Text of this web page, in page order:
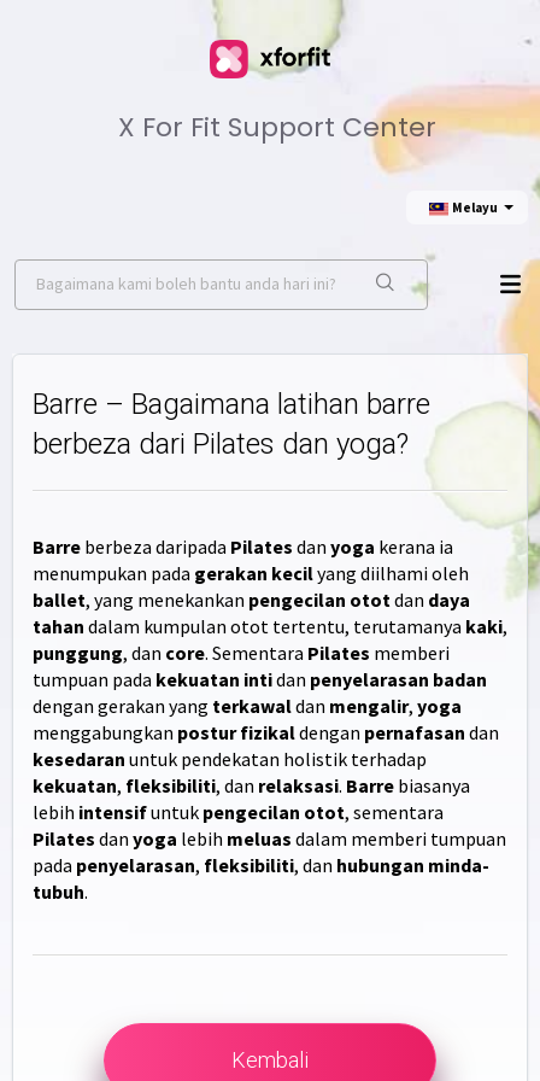
X For Fit Support Center
Melayu
Barre – Bagaimana latihan barre
berbeza dari Pilates dan yoga?
Barre berbeza daripada Pilates dan yoga kerana ia
menumpukan pada gerakan kecilyang diilhami oleh
ballet, yang menekankan pengecilan ototdan daya
tahan dalam kumpulan otot tertentu, terutamanya kaki,
punggung, dan core. Sementara Pilates memberi
tumpuan pada kekuatan intidan penyelarasan badan
dengan gerakan yang terkawaldan mengalir, yoga
menggabungkan postur fizikaldengan pernafasan dan
kesedaran untuk pendekatan holistik terhadap
kekuatan, fleksibiliti, dan relaksasi. Barre biasanya
lebih intensifuntuk pengecilan otot, sementara
Pilates dan yoga lebih meluas dalam memberi tumpuan
pada penyelarasan, fleksibiliti, dan hubungan minda-
tubuh.
Kembali